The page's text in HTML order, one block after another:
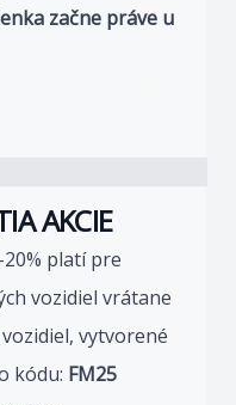
začne práve u
AKCIE
20% platí pre
vozidiel vrátane
vytvorené
kódu: FM25